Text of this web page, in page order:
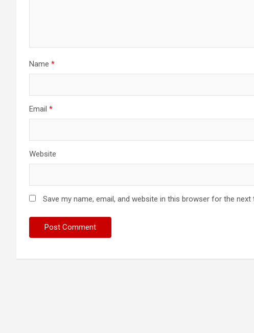
Name *
Email *
Website
Save my name, email, and website in this browser for the